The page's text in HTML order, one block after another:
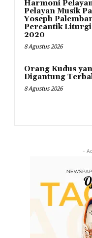
Harmoni
Pelayan Musik
Yoseph
Percantik Liturgi
2020
8 Agustus 2026
Orang Kudus
Digantung
8 Agustus 2026
-